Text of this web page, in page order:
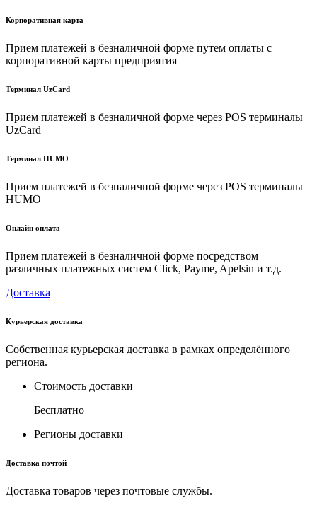
Корпоративная карта
Прием платежей в безналичной форме путем оплаты с
корпоративной карты предприятия
Терминал UzCard
Прием платежей в безналичной форме через POS терминалы
UzCard
Терминал HUMO
Прием платежей в безналичной форме через POS терминалы
HUMO
Онлайн оплата
Прием платежей в безналичной форме посредством
различных платежных систем Click, Payme, Apelsin и т.д.
Доставка
Курьерская доставка
Собственная курьерская доставка в рамках определённого
региона.
Стоимость доставки
Бесплатно
Регионы доставки
Доставка почтой
Доставка товаров через почтовые службы.